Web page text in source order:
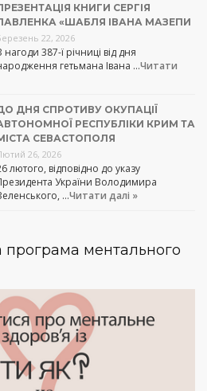
КНИГИ СЕРГІЯ
«ШАБЛЯ ІВАНА МАЗЕПИ
22, 2026
нагоди 387-ї річниці від дня
гетьмана Івана …Читати
ДНЯ СПРОТИВУ ОКУПАЦІЇ
РЕСПУБЛІКИ КРИМ ТА
СЕВАСТОПОЛЯ
26, 2026
лютого, відповідно до указу
України Володимира
…Читати далі »
програма ментального